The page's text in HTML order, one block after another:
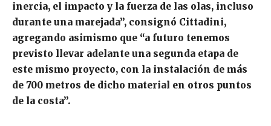
inercia, el impacto y la fuerza de las olas, incluso
durante una marejada”, consignó Cittadini,
agregando asimismo que “a futuro tenemos
previsto llevar adelante una segunda etapa de
este mismo proyecto, con la instalación de más
de 700 metros de dicho material en otros puntos
de la costa”.